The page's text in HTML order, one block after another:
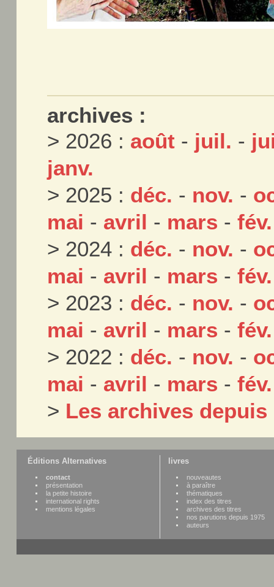
archives :
> 2026 : août - juil. -
janv.
> 2025 : déc. - nov. -
mai - avril - mars -fév.
> 2024 : déc. - nov. -
mai - avril - mars -fév.
> 2023 : déc. - nov. -
mai - avril - mars -fév.
> 2022 : déc. - nov. -
mai - avril - mars -fév.
> Les archives depuis
Éditions Alternatives
contact
présentation
la petite histoire
international rights
mentions légales
livres
nouveautes
à paraître
thématiques
index des titres
archives des titres
nos parutions depuis 1975
auteurs